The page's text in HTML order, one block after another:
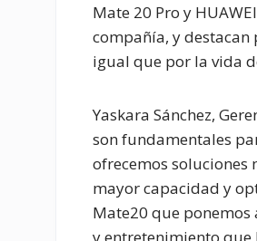
Mate 20 Pro y
compañía, y
igual que por la vida
Yaskara Sánchez,
son fundamentales
ofrecemos soluciones
mayor capacidad y
Mate20 que ponemos